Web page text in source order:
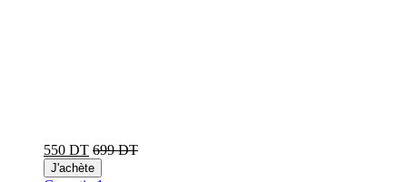
550 DT 699 DT
J'achète